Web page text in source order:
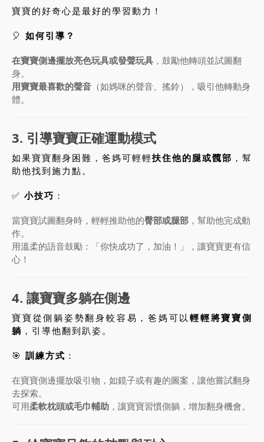
寶寶的好奇心是最好的學習動力！
🎈 如何引導？
在寶寶側邊擺放亮色玩具或發聲玩具 ，鼓勵他轉頭並試圖翻
身。
用寶寶最喜歡的聲音 （如媽咪的聲音、搖鈴），吸引他轉動身
體。
3. 引導寶寶正確運動模式
如果寶寶翻身困難，爸媽可輕輕扶住他的腿或髖部 ，幫
助他找到施力點。
✅ 小技巧 ：
當寶寶試圖翻身時，輕輕推助他的臀部或腿部 ，幫助他完成動
作。
用溫柔的語音鼓勵：「你快成功了，加油！」，讓寶寶更有信
心！
4. 讓寶寶多躺在側邊
寶寶從側躺姿勢翻身較容易，爸媽可以輕輕將寶寶側
躺 ，引導他翻到趴姿。
🎯 訓練方式 ：
在寶寶側邊擺放吸引物，如鏡子或有趣的圖案，讓他嘗試翻身
去探索。
可用柔軟枕頭或毛巾輔助 ，讓寶寶習慣側躺，增加翻身機會。